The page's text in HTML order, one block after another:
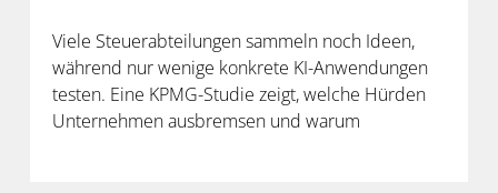
Viele Steuerabteilungen sammeln noch Ideen,
während nur wenige konkrete KI-Anwendungen
testen. Eine KPMG-Studie zeigt, welche Hürden
Unternehmen ausbremsen und warum